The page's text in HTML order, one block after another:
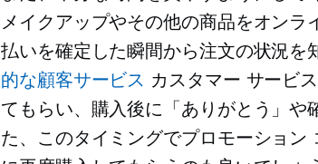
メイクアップやその他の商品をオン
払いを確定した瞬間から注文の状況
的な顧客サービス カスタマー サービ
てもらい、購入後に「ありがとう」や
た、このタイミングでプロモーション